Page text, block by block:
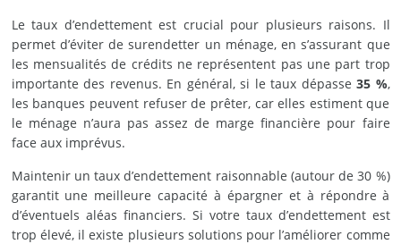
Le taux d’endettement est crucial pour plusieurs raisons. Il
permet d’éviter de surendetter un ménage, en s’assurant que
les mensualités de crédits ne représentent pas une part trop
importante des revenus. En général, si le taux dépasse 35 %,
les banques peuvent refuser de prêter, car elles estiment que
le ménage n’aura pas assez de marge financière pour faire
face aux imprévus.
Maintenir un taux d’endettement raisonnable (autour de 30 %)
garantit une meilleure capacité à épargner et à répondre à
d’éventuels aléas financiers. Si votre taux d’endettement est
trop élevé, il existe plusieurs solutions pour l’améliorer comme